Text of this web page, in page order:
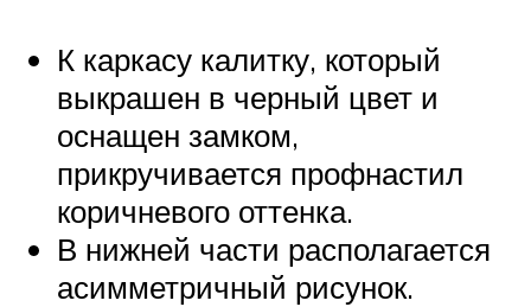
К каркасу калитку, который
выкрашен в черный цвет и
оснащен замком,
прикручивается профнастил
коричневого оттенка.
В нижней части располагается
асимметричный рисунок.